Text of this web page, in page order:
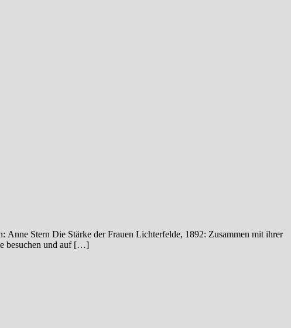
Stern Die Stärke der Frauen Lichterfelde, 1892: Zusammen mit ihrer
besuchen und auf […]